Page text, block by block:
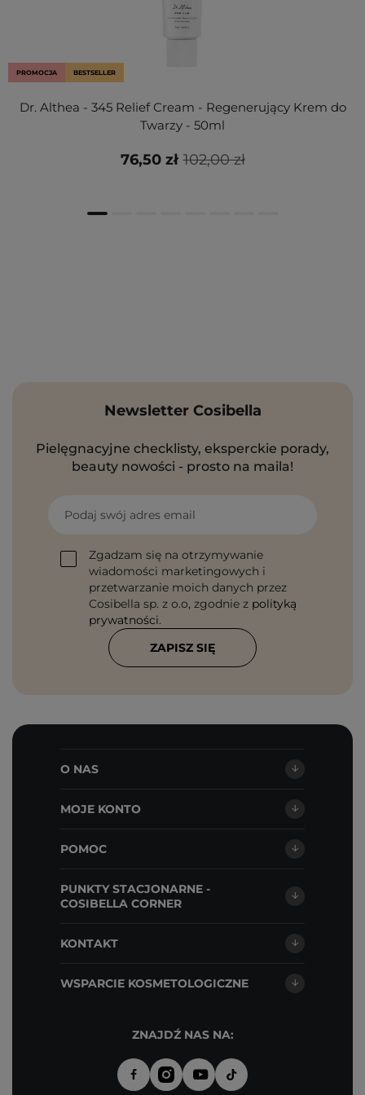
PROMOCJA BESTSELLER
Dr. Althea - 345 Relief Cream - Regenerujący Krem do
Twarzy - 50ml
102,00 zł
76,50 zł
Newsletter Cosibella
Pielęgnacyjne checklisty, eksperckie porady,
beauty nowości - prosto na maila!
Podaj swój adres email
Zgadzam się na otrzymywanie
wiadomości marketingowych i
przetwarzanie moich danych przez
Cosibella sp. z o.o, zgodnie z polityką
prywatności.
ZAPISZ SIĘ
O NAS
MOJE KONTO
POMOC
PUNKTY STACJONARNE -
COSIBELLA CORNER
KONTAKT
WSPARCIE KOSMETOLOGICZNE
ZNAJDŹ NAS NA: